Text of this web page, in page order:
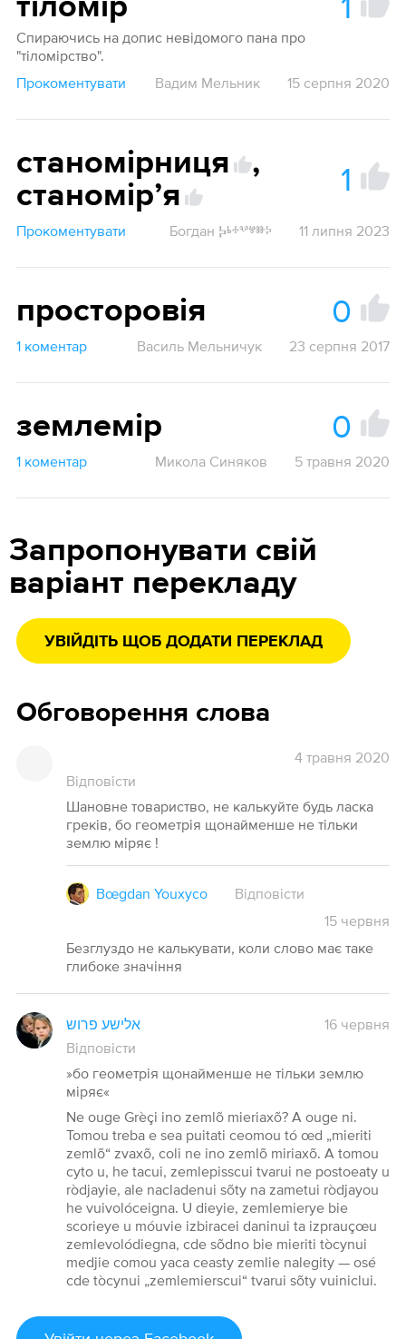
тіломір
Спираючись на допис невідомого пана про
"тіломірство".
Прокоментувати
Вадим Мельник 15 серпня 2020
станомірниця
,
станомірʼя
1
Прокоментувати Богдан Ⰽⱃⰰⰲⱍⱆⰽ 11 липня 2023
просторовія 0
1 коментар Василь Мельничук 23 серпня 2017
землемір 0
1 коментар Микола Синяков 5 травня 2020
Запропонувати свій
варіант перекладу
УВІЙДІТЬ ЩОБ ДОДАТИ ПЕРЕКЛАД
Обговорення слова
4 травня 2020
Відповісти
Шановне товариство, не калькуйте будь ласка
греків, бо геометрія щонайменше не тільки
землю міряє !
Bœgdan Youxyco
Відповісти
15 червня
Безглуздо не калькувати, коли слово має таке
глибоке значіння
אלישע פרוש
16 червня
Відповісти
»бо геометрія щонайменше не тільки землю
міряє«
Ne ouge Grèçi ino zemlõ mieriaxõ? A ouge ni.
Tomou treba e sea puitati ceomou tó œd „mieriti
zemlõ“ zvaxõ, coli ne ino zemlõ miriaxõ. A tomou
cyto u, he tacui, zemlepisscui tvarui ne postoeaty u
ròdjayie, ale nacladenui sõty na zametui ròdjayou
he vuivolóceigna. U dieyie, zemlemierye bie
scorieye u móuvie izbiracei daninui ta izprauçœu
zemlevolódiegna, cde sõdno bie mieriti tòcynui
medjie comou yaca ceasty zemlie nalegity — osé
cde tòcynui „zemlemierscui“ tvarui sõty vuiniclui.